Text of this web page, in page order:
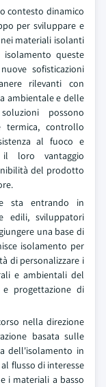
contesto dinamico
per sviluppare e
materiali isolanti
queste
sofisticazioni
rilevanti con
ambientale e delle
possono
termica, controllo
al fuoco e
il loro vantaggio
del prodotto
sta entrando in
edili, sviluppatori
una base di
isolamento per
di personalizzare i
e ambientali del
progettazione di
nella direzione
basata sulle
dell'isolamento in
flusso di interesse
i materiali a basso